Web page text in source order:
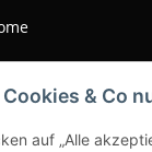
& Co
auf „Alle